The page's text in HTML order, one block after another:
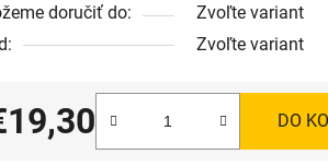
doručiť do:
Zvoľte variant
Zvoľte variant
cena:
DO